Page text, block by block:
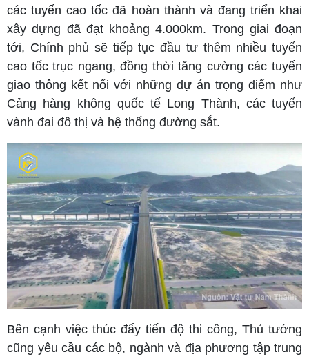
các tuyến cao tốc đã hoàn thành và đang triển khai
xây dựng đã đạt khoảng 4.000km. Trong giai đoạn
tới, Chính phủ sẽ tiếp tục đầu tư thêm nhiều tuyến
cao tốc trục ngang, đồng thời tăng cường các tuyến
giao thông kết nối với những dự án trọng điểm như
Cảng hàng không quốc tế Long Thành, các tuyến
vành đai đô thị và hệ thống đường sắt.
Bên cạnh việc thúc đẩy tiến độ thi công, Thủ tướng
cũng yêu cầu các bộ, ngành và địa phương tập trung